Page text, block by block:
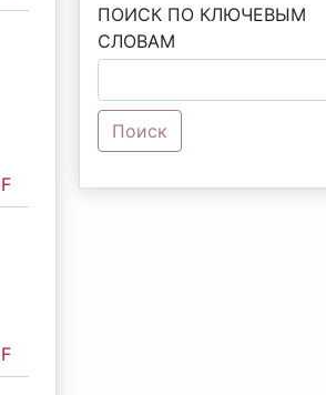
ПОИСК ПО КЛЮЧЕВЫМ
СЛОВАМ
Поиск